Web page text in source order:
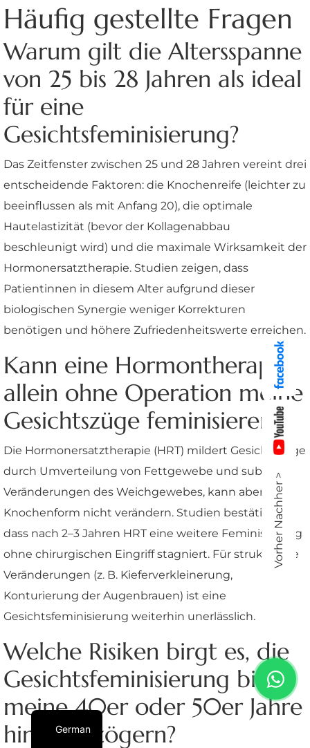
Häufig gestellte Fragen
Warum gilt die Altersspanne
von 25 bis 28 Jahren als ideal
für eine
Gesichtsfeminisierung?
Das Zeitfenster zwischen 25 und 28 Jahren vereint drei
entscheidende Faktoren: die Knochenreife (leichter zu
beeinflussen als mit Anfang 20), die optimale
Hautelastizität (bevor der Kollagenabbau
beschleunigt wird) und die maximale Wirksamkeit der
Hormonersatztherapie. Studien zeigen, dass
Patientinnen in diesem Alter aufgrund dieser
biologischen Synergie weniger Korrekturen
benötigen und höhere Zufriedenheitswerte erreichen.
Kann eine Hormontherapie
allein ohne Operation meine
Gesichtszüge feminisieren?
Die Hormonersatztherapie (HRT) mildert Gesichtszüge
durch Umverteilung von Fettgewebe und subtile
Veränderungen des Weichgewebes, kann aber die
Knochenform nicht verändern. Studien bestätigen,
dass nach 2–3 Jahren HRT eine weitere Feminisierung
ohne chirurgischen Eingriff stagniert. Für strukturelle
Veränderungen (z. B. Kieferverkleinerung,
Konturierung der Augenbrauen) ist eine
Gesichtsfeminisierung weiterhin unerlässlich.
Welche Risiken birgt es, die
Gesichtsfeminisierung bis in
meine 40er oder 50er Jahre
hinauszuzögern?
Vorher Nachher >
German